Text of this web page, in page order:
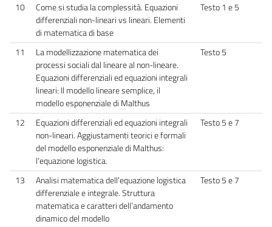
10
Come si studia la complessità. Equazioni
differenziali non-lineari vs lineari. Elementi
di matematica di base
Testo 1 e 5
11
La modellizzazione matematica dei
processi sociali dal lineare al non-lineare.
Equazioni differenziali ed equazioni integrali
lineari: Il modello lineare semplice, il
modello esponenziale di Malthus
Testo 5
12
Equazioni differenziali ed equazioni integrali
non-lineari. Aggiustamenti teorici e formali
del modello esponenziale di Malthus:
l’equazione logistica.
Testo 5 e 7
13
Analisi matematica dell’equazione logistica
differenziale e integrale. Struttura
matematica e caratteri dell’andamento
dinamico del modello
Testo 5 e 7